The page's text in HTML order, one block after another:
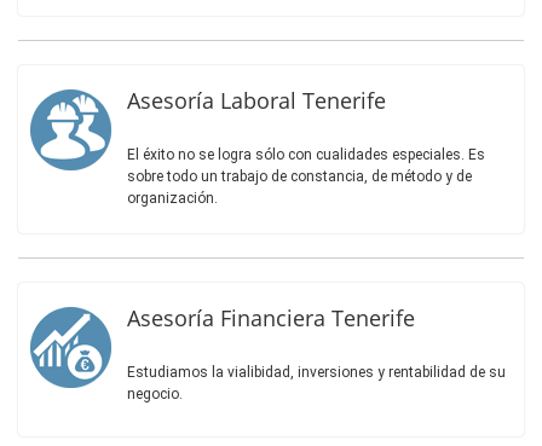
Asesoría Laboral Tenerife
El éxito no se logra sólo con cualidades especiales. Es
sobre todo un trabajo de constancia, de método y de
organización.
Asesoría Financiera Tenerife
Estudiamos la vialibidad, inversiones y rentabilidad de su
negocio.